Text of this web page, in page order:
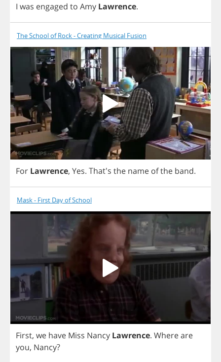
I was engaged to Amy Lawrence.
The School of Rock - Creating Musical Fusion
For Lawrence, Yes. That's the name ofthe band.
Mask - First Day of School
First, we have Miss Nancy Lawrence. Whereare
you, Nancy?